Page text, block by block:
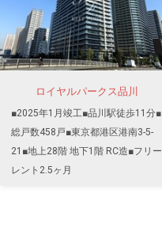
ロイヤルパークス品川
■2025年1月竣工■品川駅徒歩11分■
総戸数458戸■東京都港区港南3-5-
21■地上28階 地下1階 RC造■フリー
レント2.5ヶ月